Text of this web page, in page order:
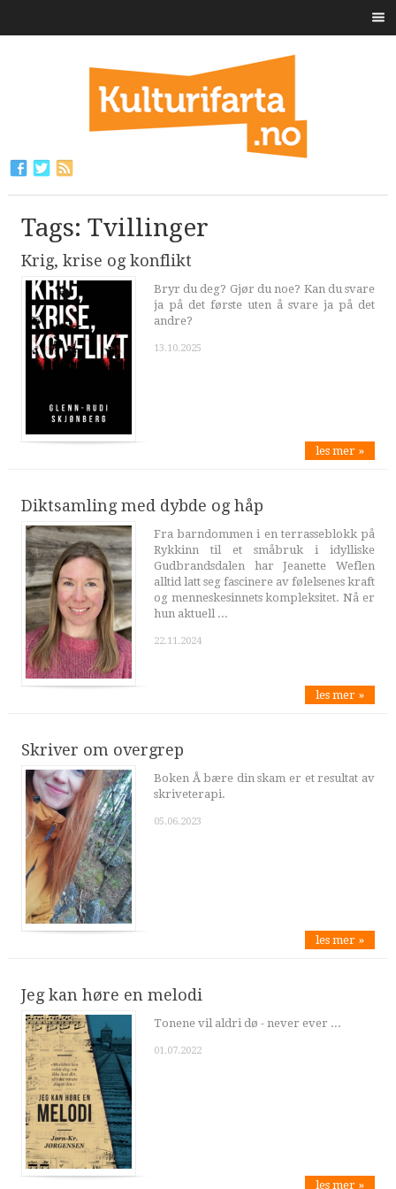
Tags: Tvillinger
Krig, krise og konflikt
Bryr du deg? Gjør du noe? Kan du svare
ja på det første uten å svare ja på det
andre?
13.10.2025
les mer »
Diktsamling med dybde og håp
Fra barndommen i en terrasseblokk på
Rykkinn til et småbruk i idylliske
Gudbrandsdalen har Jeanette Weflen
alltid latt seg fascinere av følelsenes kraft
og menneskesinnets kompleksitet. Nå er
hun aktuell ...
22.11.2024
les mer »
Skriver om overgrep
Boken Å bære din skam er et resultat av
skriveterapi.
05.06.2023
les mer »
Jeg kan høre en melodi
Tonene vil aldri dø - never ever ...
01.07.2022
les mer »